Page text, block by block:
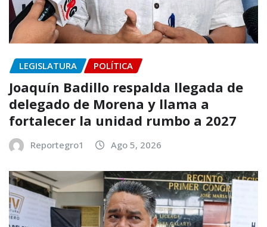
LEGISLATURA POLÍTICA
Joaquín Badillo respalda llegada de
delegado de Morena y llama a
fortalecer la unidad rumbo a 2027
Reportegro1 Ago 5, 2026